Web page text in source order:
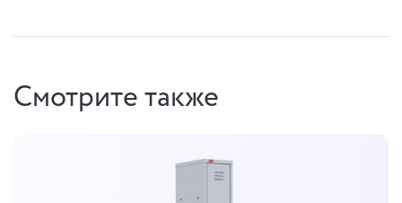
Смотрите также